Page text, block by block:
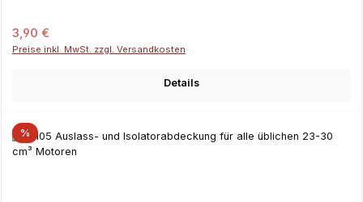
Regulärer Preis:
3,90 €
Preise inkl. MwSt. zzgl. Versandkosten
Details
%